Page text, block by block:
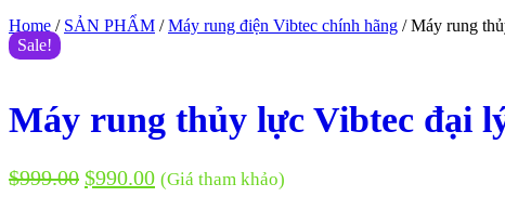
Home / SẢN PHẨM /Máy rung điện Vibtec chính hãng / Máy rung
Sale!
Máy rung thủy lực Vibtec đại
$999.00 $990.00 (Giá tham khảo)